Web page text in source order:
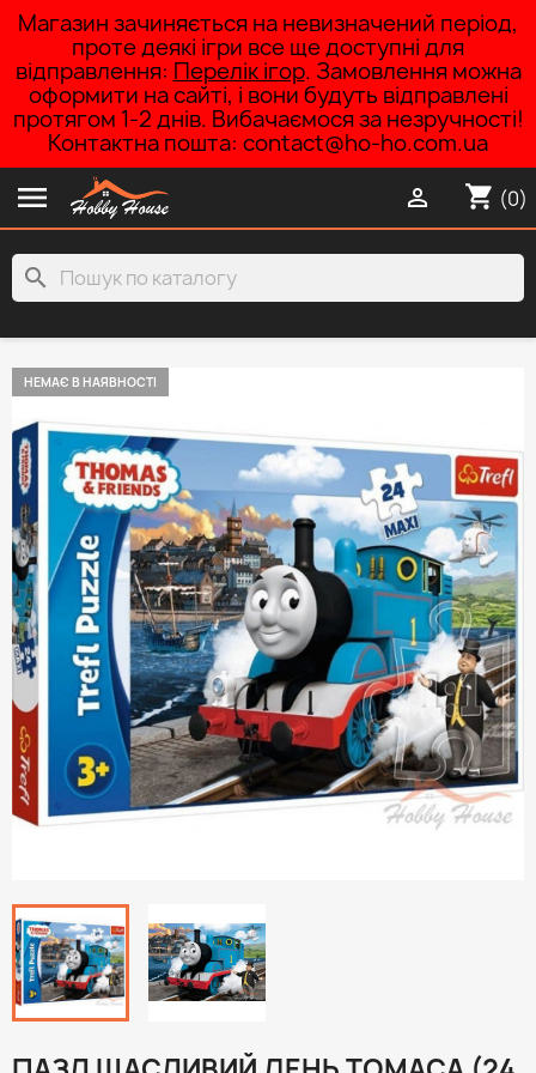
Магазин зачиняється на невизначений період,
проте деякі ігри все ще доступні для
відправлення: Перелік ігор. Замовлення можна
оформити на сайті, і вони будуть відправлені
протягом 1-2 днів. Вибачаємося за незручності!
Контактна пошта: contact@ho-ho.com.ua
 shopping_cart (0)

search
НЕМАЄ В НАЯВНОСТІ